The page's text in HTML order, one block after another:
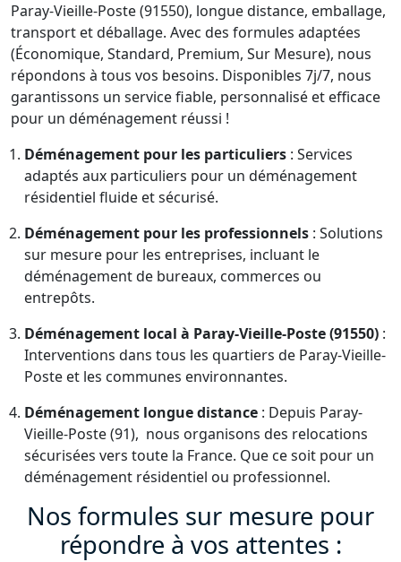
Paray-Vieille-Poste (91550), longue distance, emballage,
transport et déballage. Avec des formules adaptées
(Économique, Standard, Premium, Sur Mesure), nous
répondons à tous vos besoins. Disponibles 7j/7, nous
garantissons un service fiable, personnalisé et efficace
pour un déménagement réussi !
Déménagement pour les particuliers : Services
adaptés aux particuliers pour un déménagement
résidentiel fluide et sécurisé.
Déménagement pour les professionnels : Solutions
sur mesure pour les entreprises, incluant le
déménagement de bureaux, commerces ou
entrepôts.
Déménagement local à Paray-Vieille-Poste (91550) :
Interventions dans tous les quartiers de Paray-Vieille-
Poste et les communes environnantes.
Déménagement longue distance : Depuis Paray-
Vieille-Poste (91), nous organisons des relocations
sécurisées vers toute la France. Que ce soit pour un
déménagement résidentiel ou professionnel.
Nos formules sur mesure pour
répondre à vos attentes :